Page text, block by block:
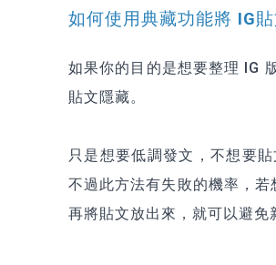
如何使用典藏功能將 IG貼
如果你的目的是想要整理 IG
貼文隱藏。
只是想要低調發文，不想要
不過此方法有失敗的機率，
再將貼文放出來，就可以避免